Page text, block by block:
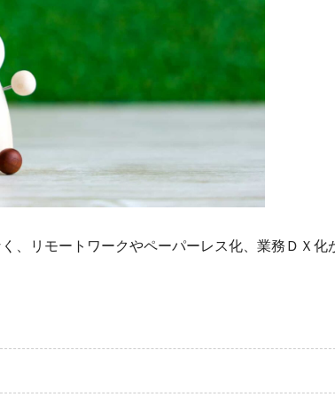
、リモートワークやペーパーレス化、業務ＤＸ化